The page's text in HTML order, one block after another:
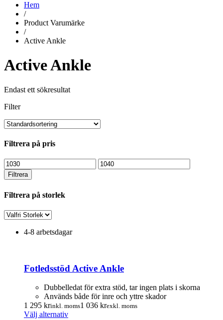
Hem
/
Product Varumärke
/
Active Ankle
Active Ankle
Endast ett sökresultat
Filter
Filtrera på pris
Min
pris
Max
pris
Filtrera
Filtrera på storlek
4-8 arbetsdagar
Fotledsstöd Active Ankle
Dubbelledat för extra stöd, tar ingen plats i skorna
Används både för inre och yttre skador
1 295 krinkl. moms1 036 krexkl. moms
Välj alternativDen